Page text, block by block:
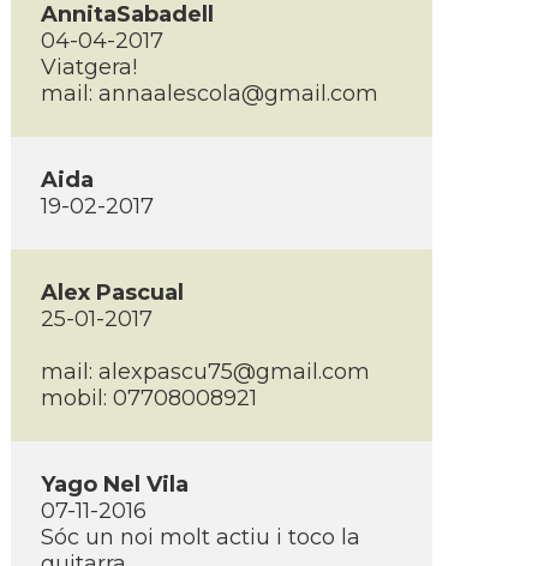
AnnitaSabadell
04-04-2017
Viatgera!
mail: annaalescola@gmail.com
Aida
19-02-2017
Alex Pascual
25-01-2017
mail: alexpascu75@gmail.com
mobil: 07708008921
Yago Nel Vila
07-11-2016
Sóc un noi molt actiu i toco la